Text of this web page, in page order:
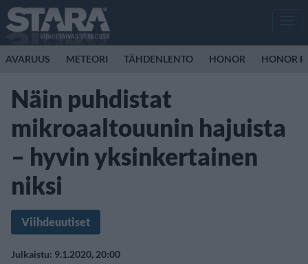
AVARUUS METEORI TÄHDENLENTO HONOR HONOR
Näin puhdistat
mikroaaltouunin hajuista
– hyvin yksinkertainen
niksi
Viihdeuutiset
Julkaistu: 9.1.2020, 20:00